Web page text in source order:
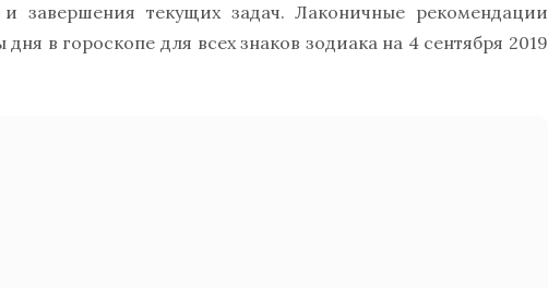
завершения текущих задач. Лаконичные рекомендации
в гороскопе для всех знаков зодиака на 4 сентября 2019